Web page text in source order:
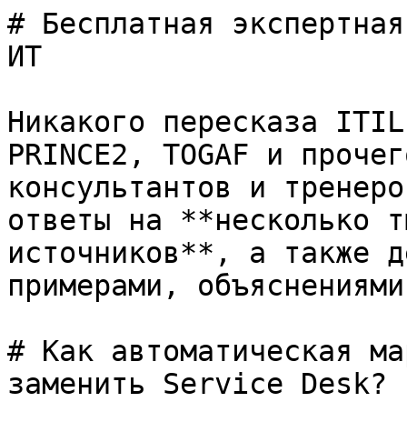
# Бесплатная
ИТ
Никакого пересказа
PRINCE2, TOGAF и
консультантов и
ответы на **несколько
источников**, а также
примерами,
# Как автоматическая
заменить Service Desk?